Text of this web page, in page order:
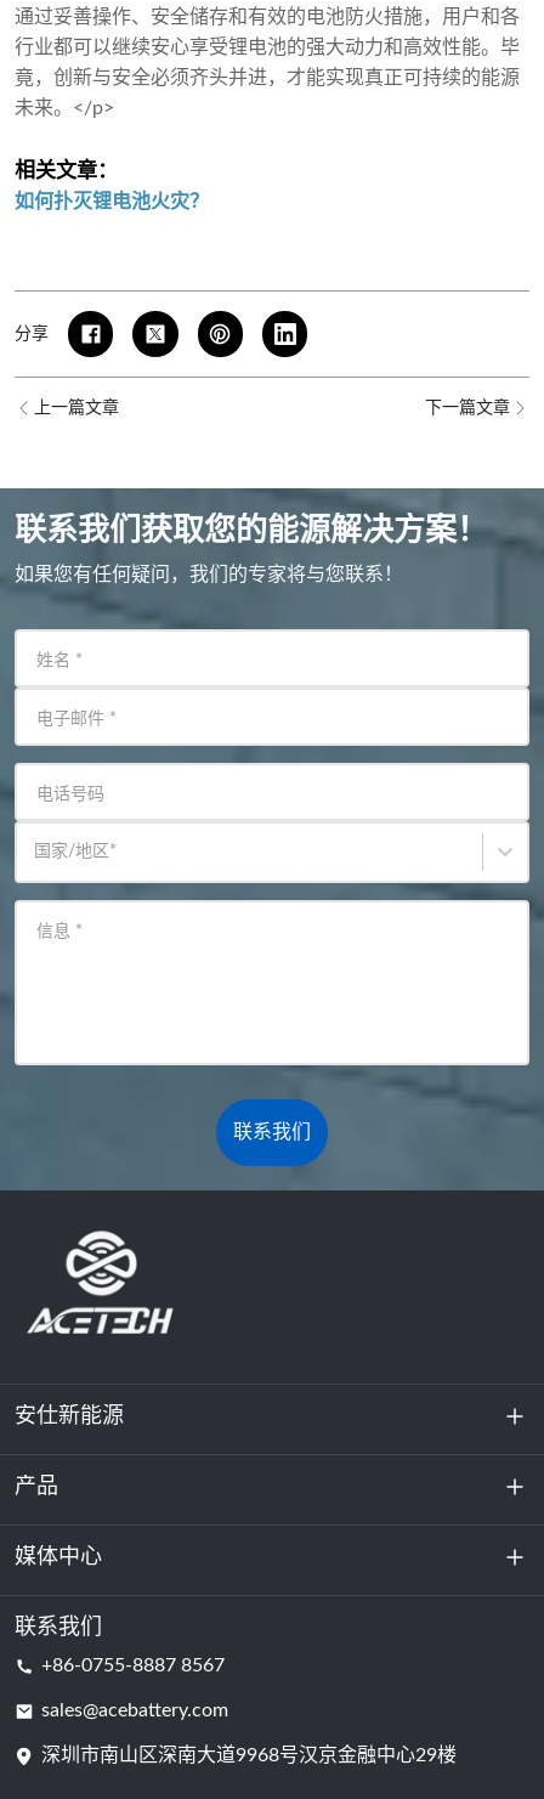
通过妥善操作、安全储存和有效的电池防火措施，用户和各
行业都可以继续安心享受锂电池的强大动力和高效性能。毕
竟，创新与安全必须齐头并进，才能实现真正可持续的能源
未来。</p>
相关文章：
如何扑灭锂电池火灾？
分享
上一篇文章 下一篇文章
联系我们获取您的能源解决方案！
如果您有任何疑问，我们的专家将与您联系！
姓名 *
电子邮件 *
电话号码
国家/地区 *
信息 *
联系我们
安仕新能源
关于我们
可持续发展
产品
储能
数据中心和服务器机房
电芯
媒体中心
新闻与活动
联系我们
+86-0755-8887 8567
sales@acebattery.com
深圳市南山区深南大道9968​​号汉京金融中心29楼